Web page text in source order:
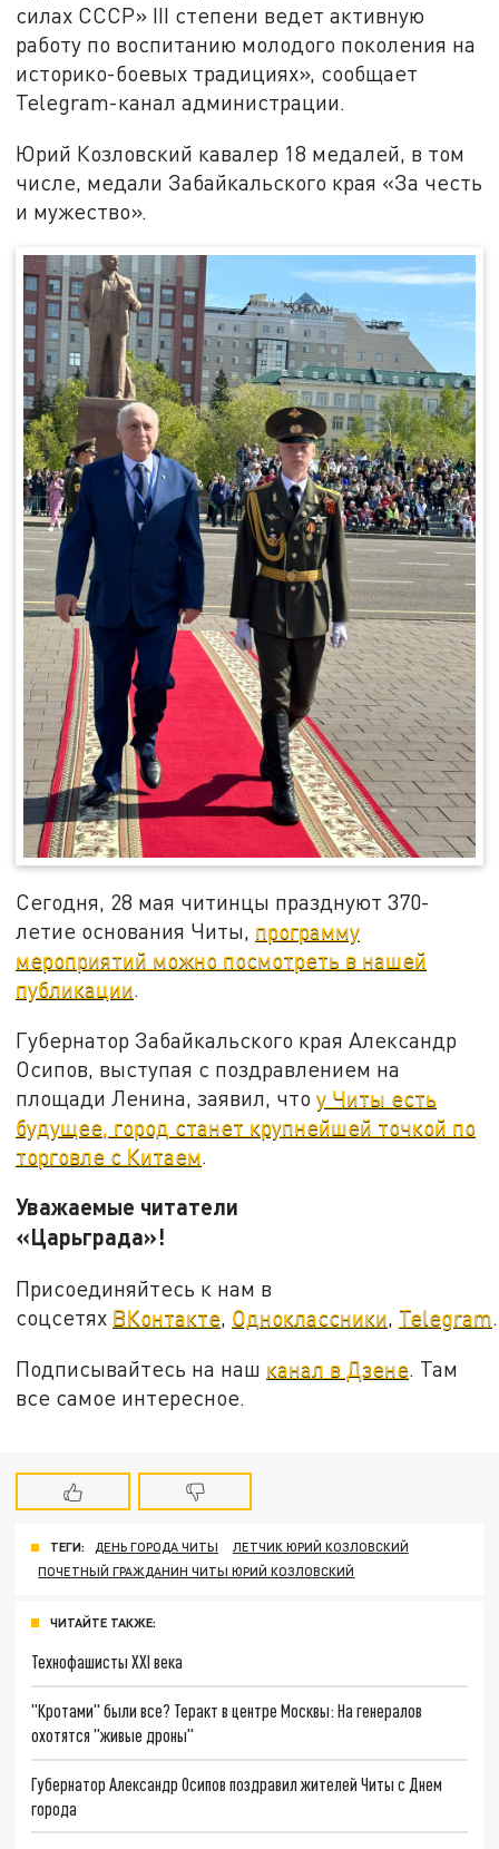
силах СССР» III степени ведет активную
работу по воспитанию молодого поколения на
историко-боевых традициях», сообщает
Telegram-канал администрации.
Юрий Козловский кавалер 18 медалей, в том
числе, медали Забайкальского края «За честь
и мужество».
Сегодня, 28 мая читинцы празднуют 370-
летие основания Читы, программу
мероприятий можно посмотреть в нашей
публикации.
Губернатор Забайкальского края Александр
Осипов, выступая с поздравлением на
площади Ленина, заявил, чтоу Читы есть
будущее, город станет крупнейшей точкой по
торговле с Китаем.
Уважаемые читатели
«Царьграда»!
Присоединяйтесь к нам в
соцсетях ВКонтакте, Одноклассники, Telegram.
Подписывайтесь на наш канал в Дзене. Там
все самое интересное.
ТЕГИ: ДЕНЬ ГОРОДА ЧИТЫ
ЛЕТЧИК ЮРИЙ КОЗЛОВСКИЙ
ПОЧЕТНЫЙ ГРАЖДАНИН ЧИТЫ ЮРИЙ КОЗЛОВСКИЙ
ЧИТАЙТЕ ТАКЖЕ:
Технофашисты XXI века
"Кротами" были все? Теракт в центре Москвы: На генералов
охотятся "живые дроны"
Губернатор Александр Осипов поздравил жителей Читы с Днем
города